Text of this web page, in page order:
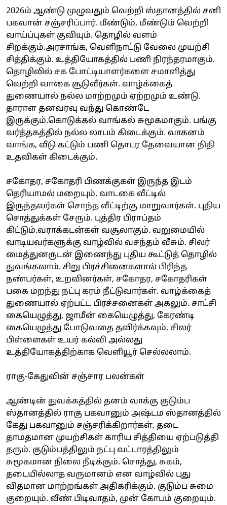
2026ம் ஆண்டு முழுவதும் வெற்றி ஸ்தானத்தில் சனி
பகவான் சஞ்சரிப்பார். மீண்டும், மீண்டும் வெற்றி
வாய்ப்புகள் குவியும். தொழில் வளம்
சிறக்கும்.அரசாங்க, வெளிநாட்டு வேலை முயற்சி
சித்திக்கும். உத்தியோகத்தில் பணி நிரந்தரமாகும்.
தொழிலில் சக போட்டியாளர்களை சமாளித்து
வெற்றி வாகை சூடுவீர்கள். வாழ்க்கைத்
துணையால் நல்ல மாற்றமும் ஏற்றமும் உண்டு.
தாராள தனவரவு வந்து கொண்டே
இருக்கும்.கொடுக்கல் வாங்கல் சுமூகமாகும். பங்கு
வர்த்தகத்தில் நல்ல லாபம் கிடைக்கும். வாகனம்
வாங்க, வீடு கட்டும் பணி தொடர தேவையான நிதி
உதவிகள் கிடைக்கும்.
சகோதர, சகோதரி பிணக்குகள் இருந்த இடம்
தெரியாமல் மறையும். வாடகை வீட்டில்
இருந்தவர்கள் சொந்த வீட்டிற்கு மாறுவார்கள். புதிய
சொத்துக்கள் சேரும். புத்திர பிராப்தம்
கிட்டும்.வராக்கடன்கள் வசூலாகும். வறுமையில்
வாடியவர்களுக்கு வாழ்வில் வசந்தம் வீசும். சிலர்
மைத்துனருடன் இணைந்து புதிய கூட்டுத் தொழில்
துவங்கலாம். சிறு பிரச்சினைகளால் பிரிந்த
நண்பர்கள், உறவினர்கள், சகோதர, சகோதரிகள்
பகை மறந்து நட்பு கரம் நீட்டுவார்கள். வாழ்க்கைத்
துணையால் ஏற்பட்ட பிரச்சனைகள் அகலும். சாட்சி
கையெழுத்து, ஜாமீன் கையெழுத்து, கேரண்டி
கையெழுத்து போடுவதை தவிர்க்கவும். சிலர்
பிள்ளைகள் உயர் கல்வி அல்லது
உத்தியோகத்திற்காக வெளியூர் செல்லலாம்.
ராகு-கேதுவின் சஞ்சார பலன்கள்
ஆண்டின் துவக்கத்தில் தனம் வாக்கு குடும்ப
ஸ்தானத்தில் ராகு பகவானும் அஷ்டம ஸ்தானத்தில்
கேது பகவானும் சஞ்சரிக்கிறார்கள். தடை
தாமதமான முயற்சிகள் காரிய சித்தியை ஏற்படுத்தி
தரும். குடும்பத்திலும் நட்பு வட்டாரத்திலும்
சுமூகமான நிலை நீடிக்கும். சொத்து, சுகம்,
தடையில்லாத வருமானம் என வாழ்வில் புது
விதமான மாற்றங்கள் அதிகரிக்கும். குடும்ப சுமை
குறையும். வீண் பிடிவாதம், முன் கோபம் குறையும்.